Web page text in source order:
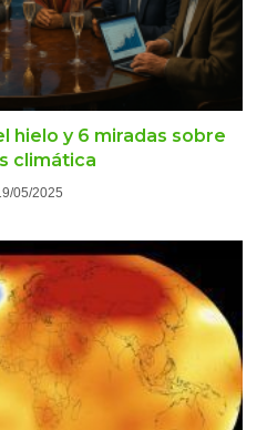
hielo y 6 miradas sobre
climática
05/2025